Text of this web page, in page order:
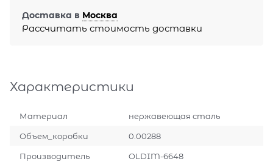
Доставка в Москва
Рассчитать стоимость доставки
Характеристики
Материал нержавеющая сталь
Объем_коробки 0.00288
Производитель OLDIM-6648